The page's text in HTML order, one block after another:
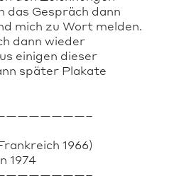
das Gespräch dann
mich zu Wort melden.
dann wieder
einigen dieser
später Plakate
1966)
1974